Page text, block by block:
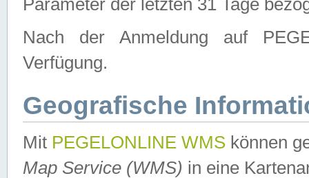
Parameter der letzten 31 Tage
Nach der Anmeldung auf
Verfügung.
Geografische
Mit PEGELONLINE WMS können
Map Service (WMS) in eine